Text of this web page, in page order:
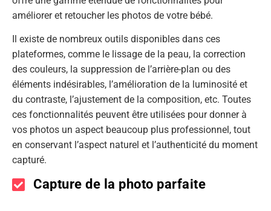
améliorer et retoucher les photos de votre bébé.
Il existe de nombreux outils disponibles dans ces
plateformes, comme le lissage de la peau, la correction
des couleurs, la suppression de l’arrière-plan ou des
éléments indésirables, l’amélioration de la luminosité et
du contraste, l’ajustement de la composition, etc. Toutes
ces fonctionnalités peuvent être utilisées pour donner à
vos photos un aspect beaucoup plus professionnel, tout
en conservant l’aspect naturel et l’authenticité du moment
capturé.
Capture de la photo parfaite